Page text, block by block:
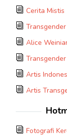
Cerita Mistis
Alice
Artis
Artis
Fotografi